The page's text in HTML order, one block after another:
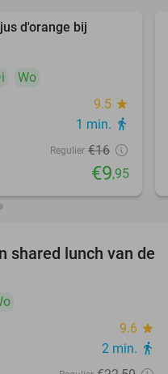
d'orange bij
Wo
9.5 star
1 min. directions_walk
Regulier €16
€9,95
30%
shared lunch van de
9.6 star
2 min. directions_walk